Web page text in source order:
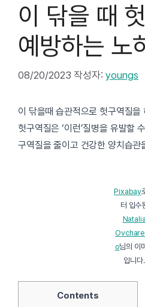
이 닦을 때
예방하는 노
08/20/2023 작성자: youngs
이 닦을때 습관적으로 헛구역질
헛구역질은 ‘이런’질병을 유발할
구역질을 줄이고 건강한 양치습관
Pixabay
터 입수
Natalia
o님의 이
입니다.
Contents